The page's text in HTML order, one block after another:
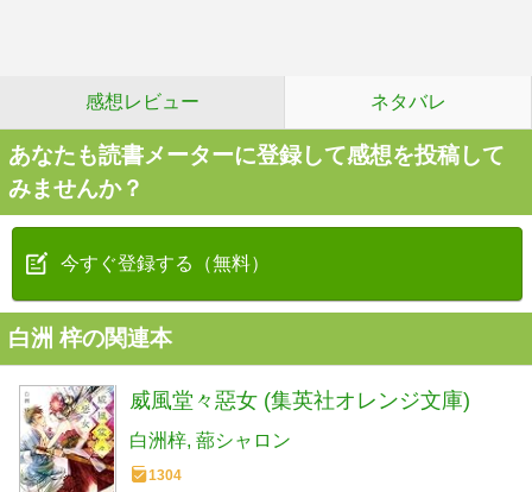
感想レビュー ネタバレ
あなたも読書メーターに登録して感想を投稿して
みませんか？
今すぐ登録する（無料）
白洲 梓の関連本
威風堂々惡女 (集英社オレンジ文庫)
白洲梓 蔀シャロン
1304